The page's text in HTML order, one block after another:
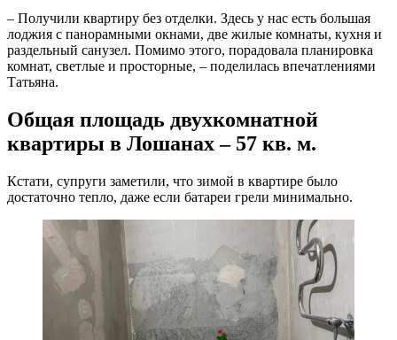
– Получили квартиру без отделки. Здесь у нас есть большая
лоджия с панорамными окнами, две жилые комнаты, кухня и
раздельный санузел. Помимо этого, порадовала планировка
комнат, светлые и просторные, – поделилась впечатлениями
Татьяна.
Общая площадь двухкомнатной
квартиры в Лошанах – 57 кв. м.
Кстати, супруги заметили, что зимой в квартире было
достаточно тепло, даже если батареи грели минимально.